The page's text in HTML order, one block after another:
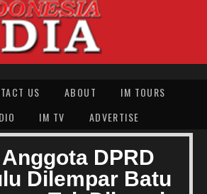
US ABOUT
IM TOURS
IM TV ADVERTISE
DPRD
Dilempar Batu